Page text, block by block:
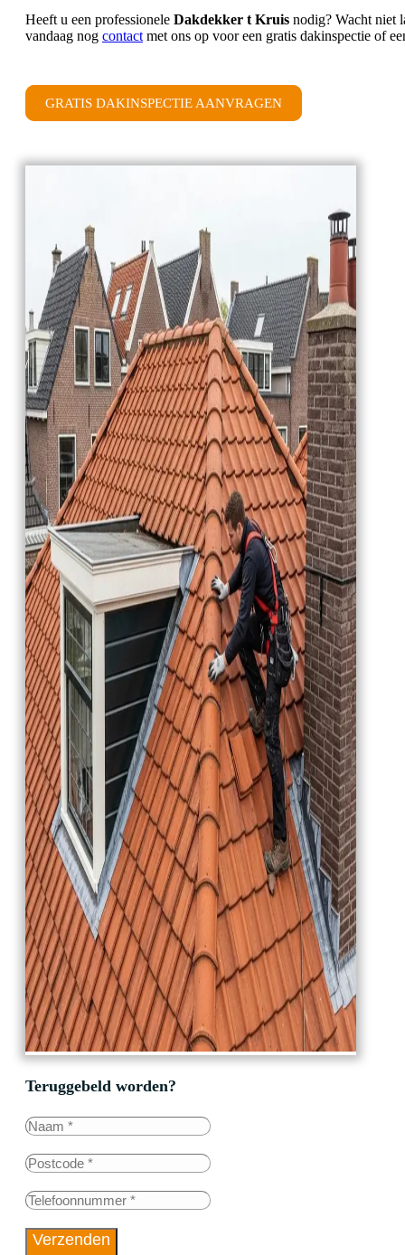
Heeft u een professionele Dakdekker t Kruis nodig? Wacht niet
vandaag nog contact met ons op voor een gratis dakinspectie of
GRATIS DAKINSPECTIE AANVRAGEN
Teruggebeld worden?
Verzenden